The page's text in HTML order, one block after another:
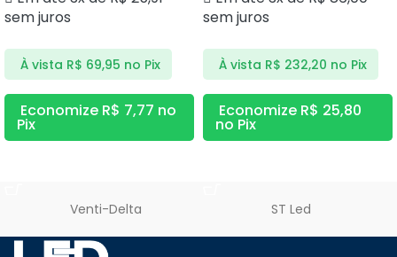
sem juros
À vista R$ 69,95 no Pix
Economize R$ 7,77 no
Pix
sem juros
À vista R$ 232,20 no Pix
Economize R$ 25,80
no Pix
Venti-Delta ST Led